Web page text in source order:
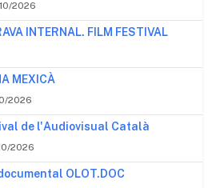
2026
INTERNAL. FILM FESTIVAL
MEXICÀ
2026
de l'Audiovisual Català
2026
OLOT.DOC